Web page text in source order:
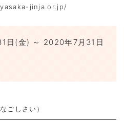
jinja.or.jp/
日(金) ～ 2020年7月31日
ごしさい）